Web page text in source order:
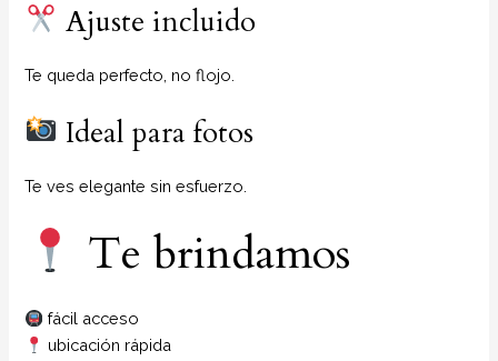
Ajuste incluido
Te queda perfecto, no flojo.
Ideal para fotos
Te ves elegante sin esfuerzo.
Te brindamos
fácil acceso
ubicación rápida